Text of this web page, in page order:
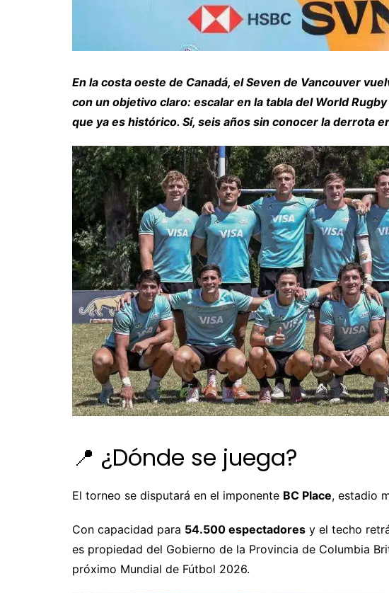
En la costa oeste de Canadá, el Seven de Vancouver
con un objetivo claro: escalar en la tabla del World
que ya es histórico. Sí, seis años sin conocer la derrota
📍 ¿Dónde se juega?
El torneo se disputará en el imponente BC Place, estadio
Con capacidad para 54.500 espectadores y el techo
es propiedad del Gobierno de la Provincia de Columbia
próximo Mundial de Fútbol 2026.